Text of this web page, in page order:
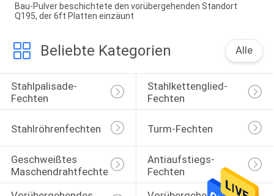
Bau-Pulver beschichtete den vorübergehenden Standort
Q195, der 6ft Platten einzäunt
Beliebte Kategorien Alle
Stahlpalisade-
Fechten
Stahlkettenglied-
Fechten
Stahlröhrenfechten Turm-Fechten
Geschweißtes
Maschendrahtfechten
Antiaufstiegs-
Fechten